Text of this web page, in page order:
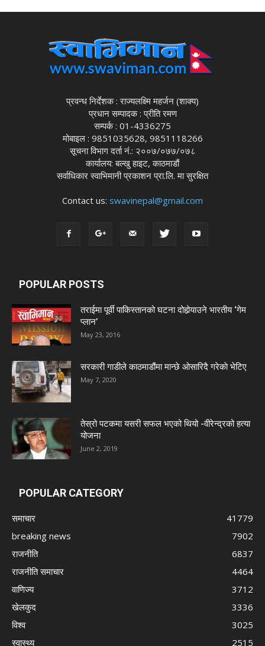
प्रवन्ध निर्देशक : राज्यलक्ष्मि महर्जन (शाक्य)
प्रधान सम्पादक : प्रीति रमण
सम्पर्क : 01-4336275
मोबाइल : 9851035628, 9851118266
सूचना विभाग दर्ता नं.: २००७/०७७/०७८
कार्यालय: बल्खु हाइट, काठमाडौं
सर्वाधिकार स्वाभिमानी प्रकाशन प्रा.लि. मा सुरक्षित
Contact us: swavinepal@gmail.com
POPULAR POSTS
तराईमा पूर्वी पाकिस्तानको घटना दोहोर्‍याउने भारतीय ‘गेम
प्लान’
May 23, 2016
सरकारी गाडीले काठमाडौंमा मान्छे ओसारिदै गरेकाे भेटिए
May 7, 2020
तेस्रो पटकमा यसरी सफल भएको थियो -वीरेन्द्रको हत्या
योजना
June 2, 2019
POPULAR CATEGORY
समाचार
41779
breaking news
7902
राजनीति
6837
राजनीति समाचार
4464
वाणिज्य
3712
खेलकुद
3336
विश्व
3025
स्वास्थ्य
2515